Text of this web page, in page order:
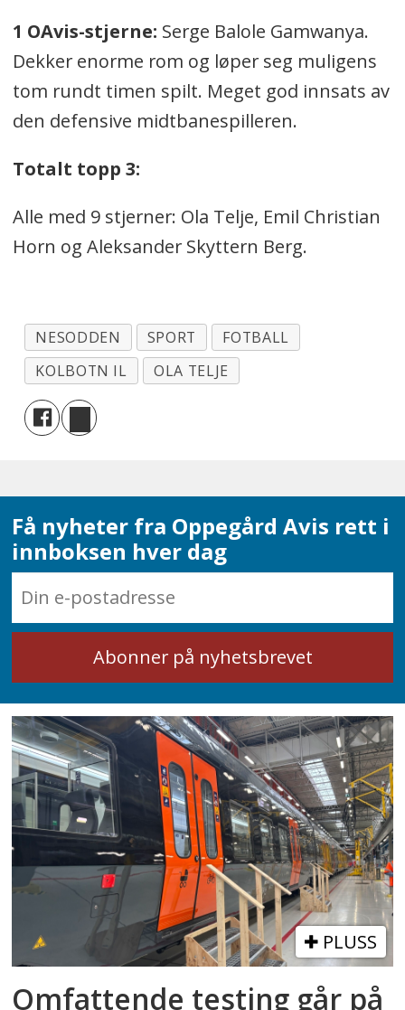
1 OAvis-stjerne: Serge Balole Gamwanya.
Dekker enorme rom og løper seg muligens
tom rundt timen spilt. Meget god innsats av
den defensive midtbanespilleren.
Totalt topp 3:
Alle med 9 stjerner: Ola Telje, Emil Christian
Horn og Aleksander Skyttern Berg.
NESODDEN SPORT
FOTBALL
KOLBOTN IL
OLA TELJE
Få nyheter fra Oppegård Avis rett i
innboksen hver dag
PLUSS
Omfattende testing går på